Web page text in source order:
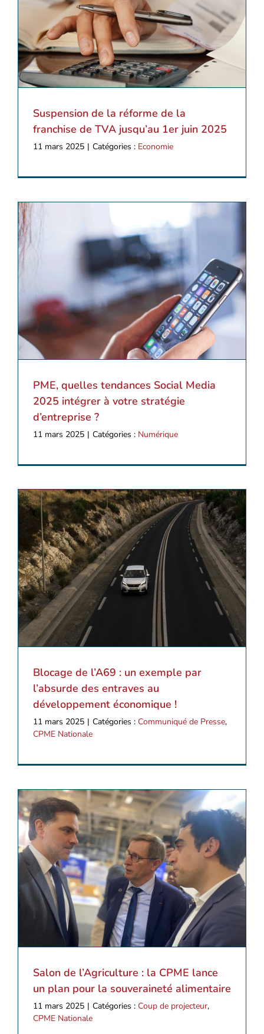
Suspension de la réforme de la
franchise de TVA jusqu’au 1er juin 2025
11 mars 2025 | Catégories : Economie
PME, quelles tendances Social Media
2025 intégrer à votre stratégie
d’entreprise ?
11 mars 2025 | Catégories : Numérique
Blocage de l’A69 : un exemple par
l’absurde des entraves au
développement économique !
11 mars 2025 | Catégories : Communiqué de Presse,
CPME Nationale
Salon de l’Agriculture : la CPME lance
un plan pour la souveraineté alimentaire
11 mars 2025 | Catégories : Coup de projecteur,
CPME Nationale